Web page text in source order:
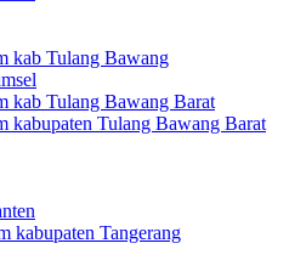
kab Tulang Bawang
kab Tulang Bawang Barat
kabupaten Tulang Bawang Barat
kabupaten Tangerang